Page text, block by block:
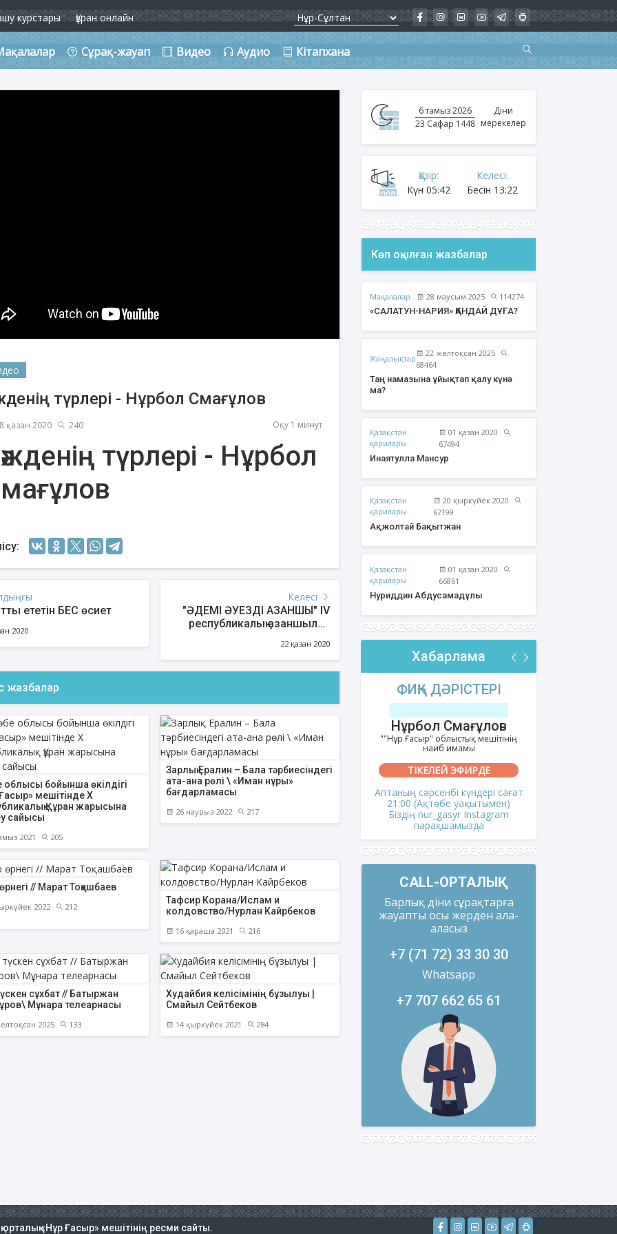
курстары Құран онлайн
Сұрақ-жауап Видео Аудио Кітапхана
Қуаныш
Есмурзаев Бауыржан
Қайырбайұлы
Құрбан Яхия Сансызбайұлы
түрлері - Нұрбол Смағұлов
қазан 2020 240 Оқу 1 минут
түрлері - Нұрбол
ететін БЕС өсиет
2020
Келесі
"ӘДЕМІ ӘУЕЗДІ АЗАНШЫ" IV
республикалық азаншылар
22 қазан 2020
жазбалар
облысы бойынша өкілдігі
мешітінде Х
Құран жарысына
сайысы
2021 205
Зарлық Ералин – Бала тәрбиесіндегі
ата-ана рөлі \ «Иман нұры»
бағдарламасы
26 наурыз 2022 217
// Марат Тоқашбаев
2022 212
Тафсир Корана/Ислам и
колдовство/Нурлан Кайрбеков
16 қараша 2021 216
сұхбат // Батыржан
Мұнара телеарнасы
2025 133
Худайбия келісімінің бұзылуы |
Смайыл Сейтбеков
14 қыркүйек 2021 284
6 тамыз 2026
23 Сафар 1448
Діни
мерекелер
Қазір:
Күн 05:42
Келесі:
Бесін 13:22
Көп оқылған жазбалар
Мақалалар 28 маусым 2025
114274
«САЛАТУН-НАРИЯ» ҚАНДАЙ ДҰҒА?
Жаңалықтар
22 желтоқсан 2025
68464
Таң намазына ұйықтап қалу күнә
ма?
Қазақстан
қарилары
01 қазан 2020
67494
Инаятулла Мансур
Қазақстан
қарилары
20 қыркүйек 2020
67199
Ақжолтай Бақытжан
Қазақстан
қарилары
01 қазан 2020
66861
Нуриддин Абдусамадұлы
Хабарлама
ФИҚҺ ДӘРІСТЕРІ
Нұрбол Смағұлов
""Нұр Ғасыр" облыстық мешітінің
наиб имамы
Аптаның сәрсенбі күндері сағат
21:00 (Ақтөбе уақытымен)
Біздің nur_gasyr Instagram
Шынболат Үмбетов
""Ақтөбе қалалық орталық" мешітінің
наиб имамы
ТІКЕЛЕЙ ЭФИРДЕ
Аптаның сенбі күндері сағат
Біздің nur_gasyr Instagram
парақшамызда
ФИҚҺ ДӘРІСТЕРІ
Нұрбол Смағұлов
""Нұр Ғасыр" облыстық мешітінің
наиб имамы
ТІКЕЛЕЙ ЭФИРДЕ
Аптаның сәрсенбі күндері сағат
21:00 (Ақтөбе уақытымен)
Біздің nur_gasyr Instagram
парақшамызда
CALL-ОРТАЛЫҚ
Барлық діни сұрақтарға
жауапты осы жерден ала-
аласыз
+7 (71 72) 33 30 30
Whatsapp
+7 707 662 65 61
«Нұр Ғасыр» мешітінің ресми сайты.